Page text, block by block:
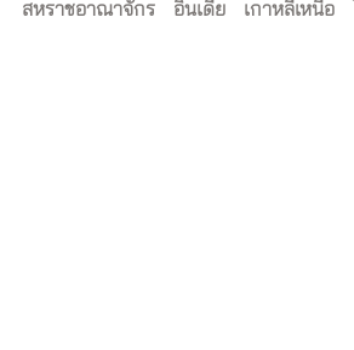
สหราชอาณาจักร
อินเดีย เกาหลีเหนือ